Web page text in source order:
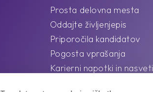
Prosta delovna mesta
Oddajte življenjepis
Priporočila kandidatov
Pogosta vprašanja
Karierni napotki in nasveti